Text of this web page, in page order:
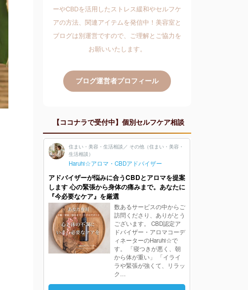
ーやCBDを活用したストレス緩和やセルフケ
アの方法、関連アイテムを発信中！美容室と
ブログは別運営ですので、ご理解とご協力を
お願いいたします。
ブログ運営者プロフィール
【ココナラで受付中】個別セルフケア相談